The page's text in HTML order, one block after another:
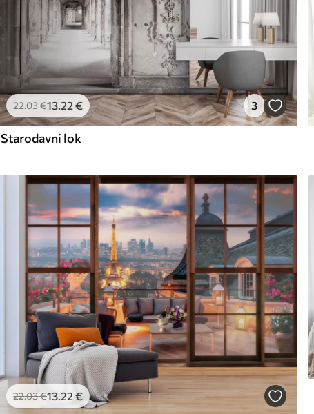
22.03€13.22 € 3
Starodavni lok
22.03€13.22 €